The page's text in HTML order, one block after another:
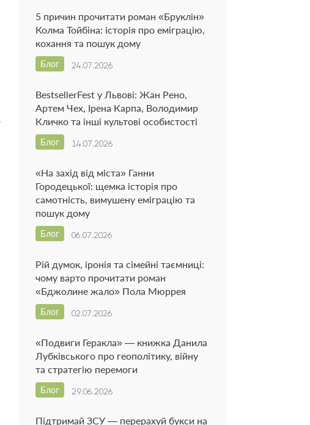
5 причин прочитати роман «Бруклін»
Колма Тойбіна: історія про еміграцію,
кохання та пошук дому
24.07.2026
Блог
BestsellerFest у Львові: Жан Рено,
Артем Чех, Ірена Карпа, Володимир
Кличко та інші культові особистості
14.07.2026
Блог
«На захід від міста» Ганни
Городецької: щемка історія про
самотність, вимушену еміграцію та
пошук дому
06.07.2026
Блог
Рій думок, іронія та сімейні таємниці:
чому варто прочитати роман
«Бджолине жало» Пола Мюррея
02.07.2026
Блог
«Подвиги Геракла» — книжка Данила
Лубківського про геополітику, війну
та стратегію перемоги
29.06.2026
Блог
Підтримай ЗСУ — перерахуй букси на